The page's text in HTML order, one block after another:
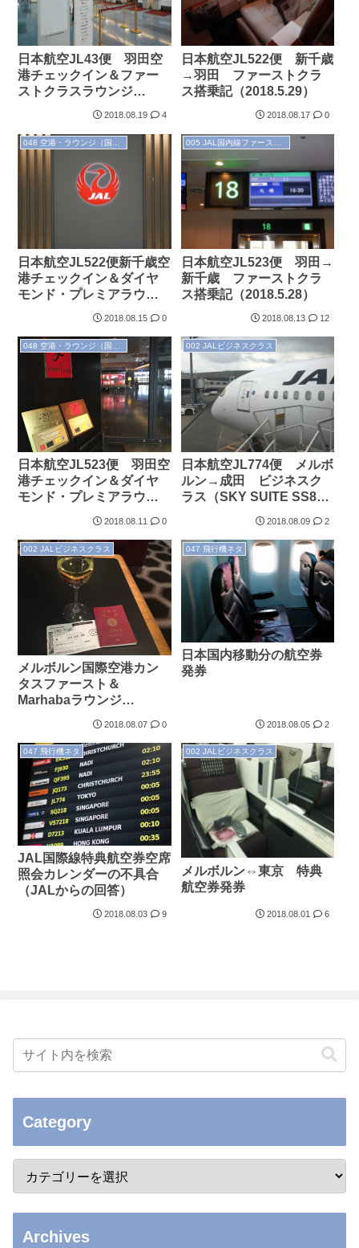
日本航空JL43便 羽田空
港チェックイン＆ファー
ストクラスラウンジ
（2018.5.30）
2018.08.19 4
日本航空JL522便 新千歳
→羽田 ファーストクラ
ス搭乗記（2018.5.29）
2018.08.17 0
日本航空JL522便新千歳空
港チェックイン＆ダイヤ
モンド・プレミアラウン
ジ（2018.5.29）
2018.08.15 0
日本航空JL523便 羽田→
新千歳 ファーストクラ
ス搭乗記（2018.5.28）
2018.08.13 12
日本航空JL523便 羽田空
港チェックイン＆ダイヤ
モンド・プレミアラウン
2018.08.11 0
002 JALビジネスクラス
日本航空JL774便 メルボ
ルン→成田 ビジネスク
ラス（SKY SUITE SS8）
2018.08.09 2
002 JALビジネスクラス
メルボルン国際空港カン
タスファースト＆
Marhabaラウンジ
2018.08.07 0
047 飛行機ネタ
日本国内移動分の航空券
発券
2018.08.05 2
047 飛行機ネタ
JAL国際線特典航空券空席
照会カレンダーの不具合
（JALからの回答）
2018.08.03 9
002 JALビジネスクラス
メルボルン⇔東京 特典
航空券発券
2018.08.01 6
Category
Archives